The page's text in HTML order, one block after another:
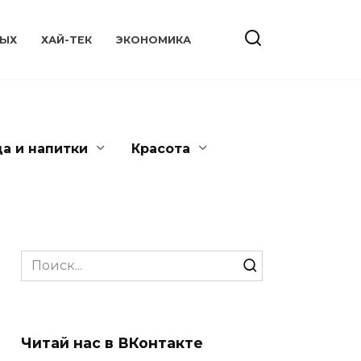
ХАЙ-ТЕК ЭКОНОМИКА
и напитки Красота
Search
for:
Читай нас в ВКонтакте